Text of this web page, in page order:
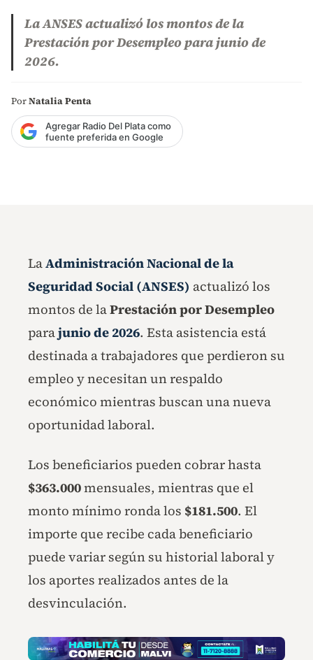
La ANSES actualizó los montos de la
Prestación por Desempleo para junio de
2026.
PorNatalia Penta
Agregar Radio Del Plata como
fuente preferida en Google
LaAdministración Nacional de la
Seguridad Social (ANSES) actualizó los
montos de laPrestación por Desempleo
parajunio de 2026. Esta asistencia está
destinada a trabajadores que perdieron su
empleo y necesitan un respaldo
económico mientras buscan una nueva
oportunidad laboral.
Los beneficiarios pueden cobrar hasta
$363.000mensuales, mientras que el
monto mínimo ronda los $181.500. El
importe que recibe cada beneficiario
puede variar según su historial laboral y
los aportes realizados antes de la
desvinculación.